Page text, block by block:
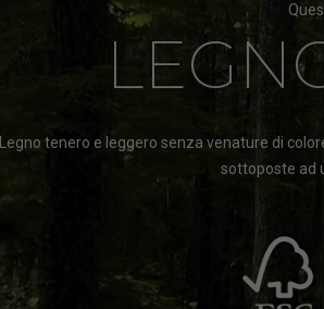
Legno tenero e leggero senza venature di
sottoposte ad